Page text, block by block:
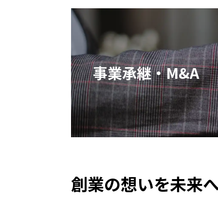
事業承継・M&A
創業の想いを未来